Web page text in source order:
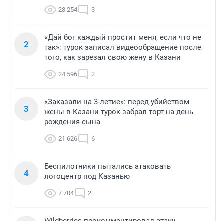
28 254 3
2
«Дай бог каждый простит меня, если что не
так»: турок записал видеообращение после
того, как зарезал свою жену в Казани
24 596 2
3
«Заказали на 3-летие»: перед убийством
жены в Казани турок забрал торт на день
рождения сына
21 626 6
4
Беспилотники пытались атаковать
логоцентр под Казанью
7 704 2